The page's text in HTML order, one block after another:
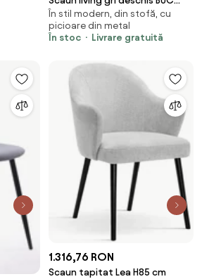
206 din catifea cu cadru
metalic rezistent
În stil modern, din stofă, cu
picioare din metal
În stoc
Livrare gratuită
1.316,76 RON
Scaun tapitat Lea H85 cm